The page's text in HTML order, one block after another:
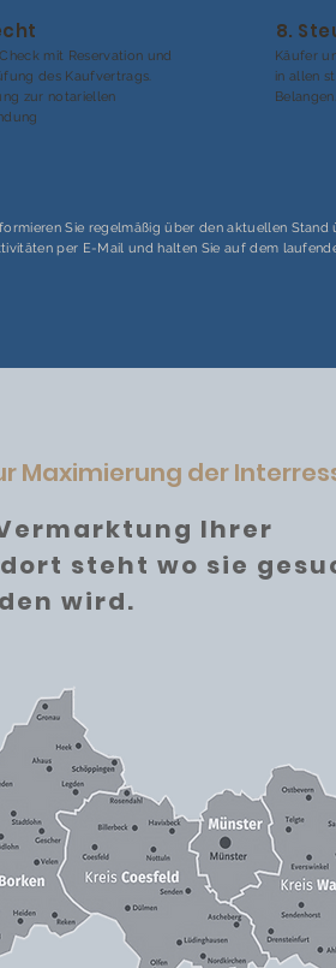
mit Reservation und
des Kaufvertrags.
zur notariellen
8.
Käufer
in allen
Belangen.
Sie regelmäßig über den aktuellen Stand
per E-Mail und halten Sie auf dem
Maximierung der
Ihrer
steht wo sie
wird.